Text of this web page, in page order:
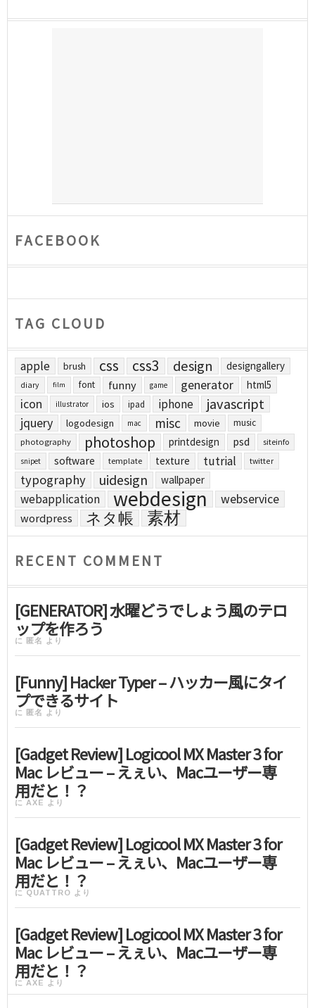
FACEBOOK
TAG CLOUD
apple brush css css3 design designgallery
diary film font funny game generator html5
icon illustrator ios ipad iphone javascript
jquery logodesign mac misc movie music
photography photoshop printdesign psd siteinfo
snipet software template texture tutrial twitter
typography uidesign wallpaper
webapplication webdesign webservice
wordpress ネタ帳 素材
RECENT COMMENT
[GENERATOR] 水曜どうでしょう風のテロ
ップを作ろう
に 匿名 より
[Funny] Hacker Typer – ハッカー風にタイ
プできるサイト
に 匿名 より
[Gadget Review] Logicool MX Master 3 for
Mac レビュー – えぇい、Macユーザー専
用だと！？
に AXE より
[Gadget Review] Logicool MX Master 3 for
Mac レビュー – えぇい、Macユーザー専
用だと！？
に QUATTRO より
[Gadget Review] Logicool MX Master 3 for
Mac レビュー – えぇい、Macユーザー専
用だと！？
に AXE より